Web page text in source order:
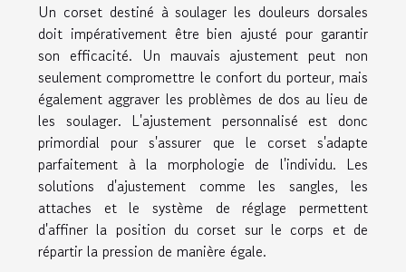
Un corset destiné à soulager les douleurs dorsales
doit impérativement être bien ajusté pour garantir
son efficacité. Un mauvais ajustement peut non
seulement compromettre le confort du porteur, mais
également aggraver les problèmes de dos au lieu de
les soulager. L'ajustement personnalisé est donc
primordial pour s'assurer que le corset s'adapte
parfaitement à la morphologie de l'individu. Les
solutions d'ajustement comme les sangles, les
attaches et le système de réglage permettent
d'affiner la position du corset sur le corps et de
répartir la pression de manière égale.